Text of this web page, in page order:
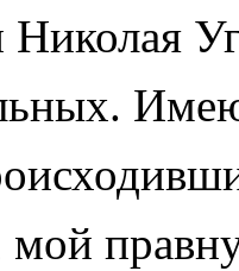
Николая